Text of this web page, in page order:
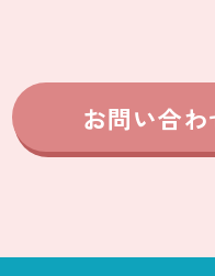
お問い合わ